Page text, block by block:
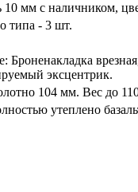
мм с наличником,
типа - 3 шт.
Броненакладка
эксцентрик.
104 мм. Вес до
утеплено